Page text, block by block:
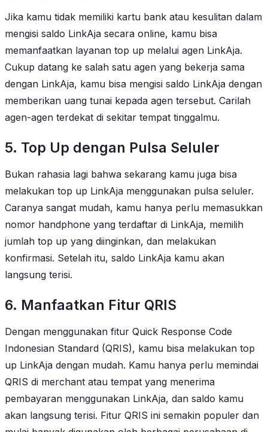
Jika kamu tidak memiliki kartu bank atau kesulitan dalam
mengisi saldo LinkAja secara online, kamu bisa
memanfaatkan layanan top up melalui agen LinkAja.
Cukup datang ke salah satu agen yang bekerja sama
dengan LinkAja, kamu bisa mengisi saldo LinkAja dengan
memberikan uang tunai kepada agen tersebut. Carilah
agen-agen terdekat di sekitar tempat tinggalmu.
5. Top Up dengan Pulsa Seluler
Bukan rahasia lagi bahwa sekarang kamu juga bisa
melakukan top up LinkAja menggunakan pulsa seluler.
Caranya sangat mudah, kamu hanya perlu memasukkan
nomor handphone yang terdaftar di LinkAja, memilih
jumlah top up yang diinginkan, dan melakukan
konfirmasi. Setelah itu, saldo LinkAja kamu akan
langsung terisi.
6. Manfaatkan Fitur QRIS
Dengan menggunakan fitur Quick Response Code
Indonesian Standard (QRIS), kamu bisa melakukan top
up LinkAja dengan mudah. Kamu hanya perlu memindai
QRIS di merchant atau tempat yang menerima
pembayaran menggunakan LinkAja, dan saldo kamu
akan langsung terisi. Fitur QRIS ini semakin populer dan